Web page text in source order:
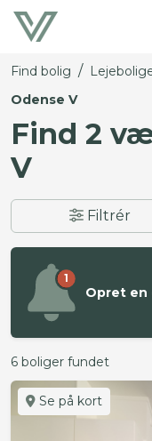
Find bolig /
Odense V
Find 2
V
Filtrér
1
Opret en
6 boliger fundet
Se på kort